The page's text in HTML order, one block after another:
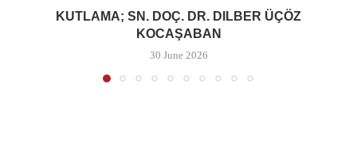
KUTLAMA; SN. DOÇ. DR. DILBER ÜÇÖZ
KOCAŞABAN
30 June 2026